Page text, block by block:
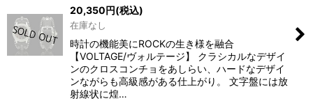
20,350円(税込)
在庫なし
時計の機能美にROCKの生き様を融合
【VOLTAGE/ヴォルテージ】 クラシカルなデザイ
ンのクロスコンチョをあしらい、ハードなデザイ
ンながらも高級感がある仕上がり。 文字盤には放
射線状に煌…